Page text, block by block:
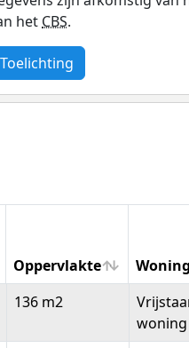
het CBS.
Toelichting
Oppervlakte
Oppervlakte
136 m2
woning